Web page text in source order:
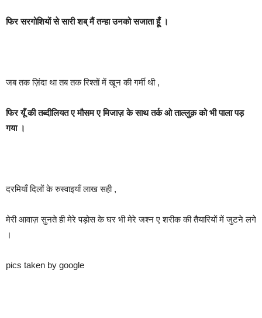
फिर सरगोशियों से सारी शब् मैं तन्हा उनको सजाता हूँ ।
जब तक ज़िंदा था तब तक रिश्तों में खून की गर्मी थी ,
फिर यूँ की तब्दीलियत ए मौसम ए मिजाज़ के साथ तर्क ओ ताल्लुक़ को भी पाला पड़
गया ।
दरमियाँ दिलों के रुस्वाइयाँ लाख सही ,
मेरी आवाज़ सुनते ही मेरे पड़ोस के घर भी मेरे जश्न ए शरीक की तैयारियों में जुटने लगे
।
pics taken by google